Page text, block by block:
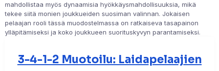
mahdollistaa myös dynaamisia hyökkäysmahdollisuuksia, mikä
tekee siitä monien joukkueiden suosiman valinnan. Jokaisen
pelaajan rooli tässä muodostelmassa on ratkaiseva tasapainon
ylläpitämiseksi ja koko joukkueen suorituskyvyn parantamiseksi.
3-4-1-2 Muotoilu: Laidapelaajien